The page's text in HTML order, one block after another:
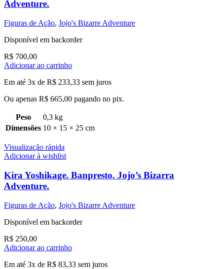
Adventure.
Figuras de Ação, Jojo's Bizarre Adventure
Disponível em backorder
R$ 700,00
Adicionar ao carrinho
Em até 3x de R$ 233,33 sem juros
Ou apenas R$ 665,00 pagando no pix.
Peso
0,3 kg
Dimensões 10 × 15 × 25 cm
Visualização rápida
Adicionar à wishlist
Kira Yoshikage. Banpresto. Jojo’s Bizarra
Adventure.
Figuras de Ação, Jojo's Bizarre Adventure
Disponível em backorder
R$ 250,00
Adicionar ao carrinho
Em até 3x de R$ 83,33 sem juros